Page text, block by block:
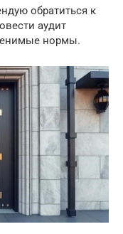
обратиться к
аудит
нормы.